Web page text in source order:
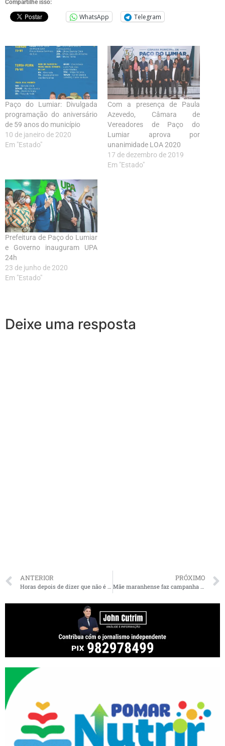
Compartilhe isso:
WhatsApp Telegram
Paço do Lumiar: Divulgada
programação do aniversário
de 59 anos do município
10 de janeiro de 2020
Em "Estado"
Com a presença de Paula
Azevedo, Câmara de
Vereadores de Paço do
Lumiar aprova por
unanimidade LOA 2020
17 de dezembro de 2019
Em "Estado"
Prefeitura de Paço do Lumiar
e Governo inauguram UPA
24h
23 de junho de 2020
Em "Estado"
Deixe uma resposta
ANTERIOR PRÓXIMO